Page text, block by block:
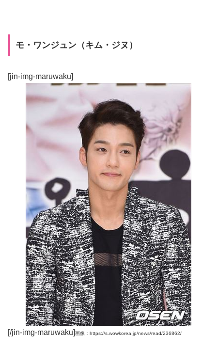
モ・ワンジュン（キム・ジヌ）
[jin-img-maruwaku]
[/jin-img-maruwaku]画像：https://s.wowkorea.jp/news/read/236862/